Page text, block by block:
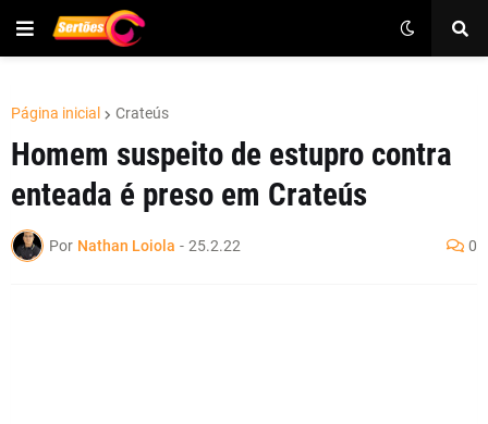
Página inicial Crateús
Homem suspeito de estupro contra
enteada é preso em Crateús
Por Nathan Loiola - 25.2.22 0